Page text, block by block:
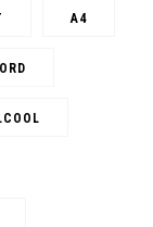
A4